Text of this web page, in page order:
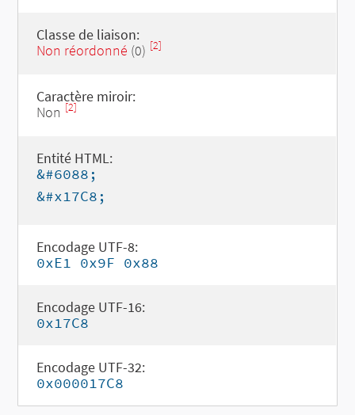
Classe de liaison:
Non réordonné (0) [2]
Caractère miroir:
Non [2]
Entité HTML:
&#6088;
&#x17C8;
Encodage UTF-8:
0xE1 0x9F 0x88
Encodage UTF-16:
0x17C8
Encodage UTF-32:
0x000017C8